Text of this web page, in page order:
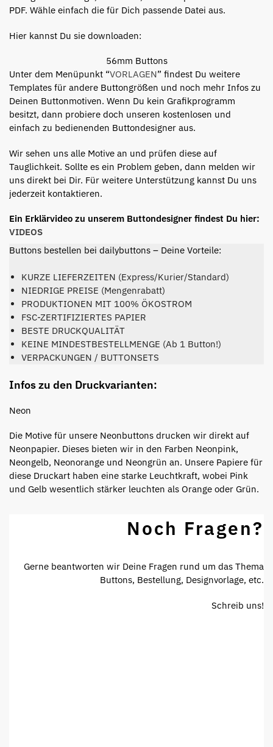
PDF. Wähle einfach die für Dich passende Datei aus.
Hier kannst Du sie downloaden:
56mm Buttons
Unter dem Menüpunkt “VORLAGEN” findest Du weitere
Templates für andere Buttongrößen und noch mehr Infos zu
Deinen Buttonmotiven. Wenn Du kein Grafikprogramm
besitzt, dann probiere doch unseren kostenlosen und
einfach zu bedienenden Buttondesigner aus.
Wir sehen uns alle Motive an und prüfen diese auf
Tauglichkeit. Sollte es ein Problem geben, dann melden wir
uns direkt bei Dir. Für weitere Unterstützung kannst Du uns
jederzeit kontaktieren.
Ein Erklärvideo zu unserem Buttondesigner findest Du hier:
VIDEOS
Buttons bestellen bei dailybuttons – Deine Vorteile:
KURZE LIEFERZEITEN (Express/Kurier/Standard)
NIEDRIGE PREISE (Mengenrabatt)
PRODUKTIONEN MIT 100% ÖKOSTROM
FSC-ZERTIFIZIERTES PAPIER
BESTE DRUCKQUALITÄT
KEINE MINDESTBESTELLMENGE (Ab 1 Button!)
VERPACKUNGEN / BUTTONSETS
Infos zu den Druckvarianten:
Neon
Die Motive für unsere Neonbuttons drucken wir direkt auf
Neonpapier. Dieses bieten wir in den Farben Neonpink,
Neongelb, Neonorange und Neongrün an. Unsere Papiere für
diese Druckart haben eine starke Leuchtkraft, wobei Pink
und Gelb wesentlich stärker leuchten als Orange oder Grün.
Noch Fragen?
Gerne beantworten wir Deine Fragen rund um das Thema
Buttons, Bestellung, Designvorlage, etc.
Schreib uns!